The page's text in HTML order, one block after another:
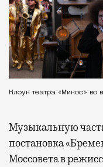
Клоун театра «Микос» во
Музыкальную
постановка
Моссовета в